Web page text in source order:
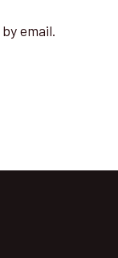
email.